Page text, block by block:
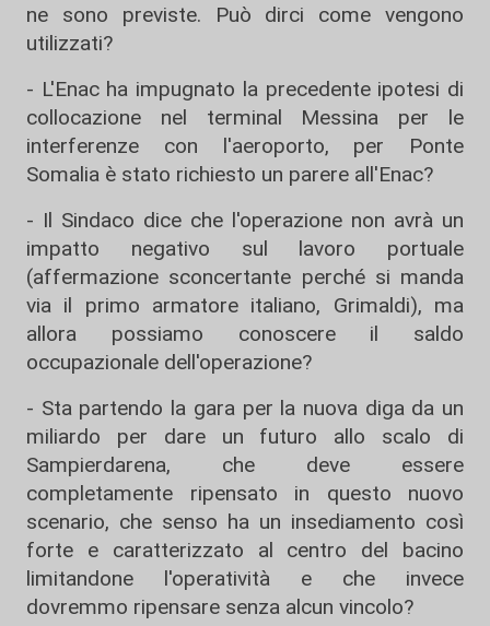
ne sono previste. Può dirci come vengono
utilizzati?
- L'Enac ha impugnato la precedente ipotesi di
collocazione nel terminal Messina per le
interferenze con l'aeroporto, per Ponte
Somalia è stato richiesto un parere all'Enac?
- Il Sindaco dice che l'operazione non avrà un
impatto negativo sul lavoro portuale
(affermazione sconcertante perché si manda
via il primo armatore italiano, Grimaldi), ma
allora possiamo conoscere il saldo
occupazionale dell'operazione?
- Sta partendo la gara per la nuova diga da un
miliardo per dare un futuro allo scalo di
Sampierdarena, che deve essere
completamente ripensato in questo nuovo
scenario, che senso ha un insediamento così
forte e caratterizzato al centro del bacino
limitandone l'operatività e che invece
dovremmo ripensare senza alcun vincolo?